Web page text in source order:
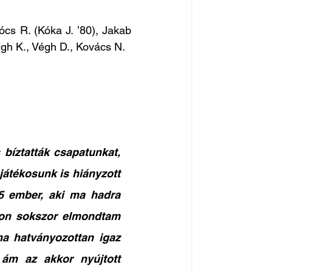
R. (Kóka J. ’80), Jakab
K., Végh D., Kovács N.
csapatunkat,
is hiányzott
ember, aki ma hadra
sokszor elmondtam
hatványozottan igaz
az akkor nyújtott